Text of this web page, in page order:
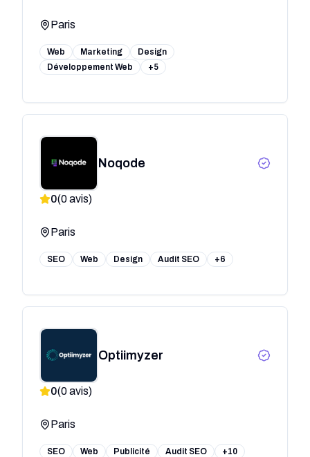
Paris
Web Marketing
Design
Développement Web
+5
Noqode
0(0avis)
Paris
SEO Web Design Audit SEO +6
Optiimyzer
0(0avis)
Paris
SEO Web Publicité Audit SEO +10